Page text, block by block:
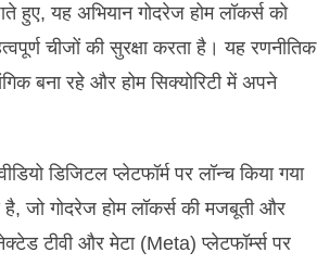
हुए, यह अभियान गोदरेज होम लॉकर्स को
चीजों की सुरक्षा करता है। यह रणनीतिक
बना रहे और होम सिक्योरिटी में अपने
डिजिटल प्लेटफॉर्म पर लॉन्च किया गया
है, जो गोदरेज होम लॉकर्स की मजबूती और
टीवी और मेटा (Meta) प्लेटफॉर्म्स पर